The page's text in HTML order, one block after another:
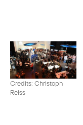
Credits: Christoph
Reiss